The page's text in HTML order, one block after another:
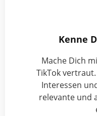
Kenne
Mache Dich
TikTok
Interessen
relevante und